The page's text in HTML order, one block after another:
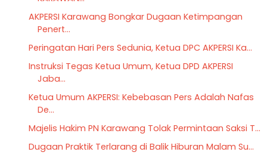
AKPERSI Karawang Bongkar Dugaan Ketimpangan
Penert...
Peringatan Hari Pers Sedunia, Ketua DPC AKPERSI Ka...
Instruksi Tegas Ketua Umum, Ketua DPD AKPERSI
Jaba...
Ketua Umum AKPERSI: Kebebasan Pers Adalah Nafas
De...
Majelis Hakim PN Karawang Tolak Permintaan Saksi T...
Dugaan Praktik Terlarang di Balik Hiburan Malam Su...